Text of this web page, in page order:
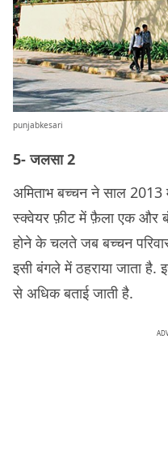
punjabkesari
5- जलसा 2
अमिताभ बच्चन ने साल 2013
स्क्वेयर फ़ीट में फ़ैला एक और
होने के चलते जब बच्चन
इसी बंगले में ठहराया जाता
से अधिक बताई जाती है.